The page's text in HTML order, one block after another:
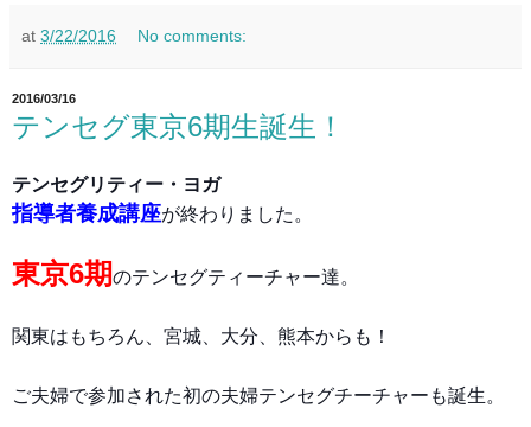
at 3/22/2016 No comments:
2016/03/16
テンセグ東京6期生誕生！
テンセグリティー・ヨガ
指導者養成講座が終わりました。
東京6期のテンセグティーチャー達。
関東はもちろん、宮城、大分、熊本からも！
ご夫婦で参加された初の夫婦テンセグチーチャーも誕生。